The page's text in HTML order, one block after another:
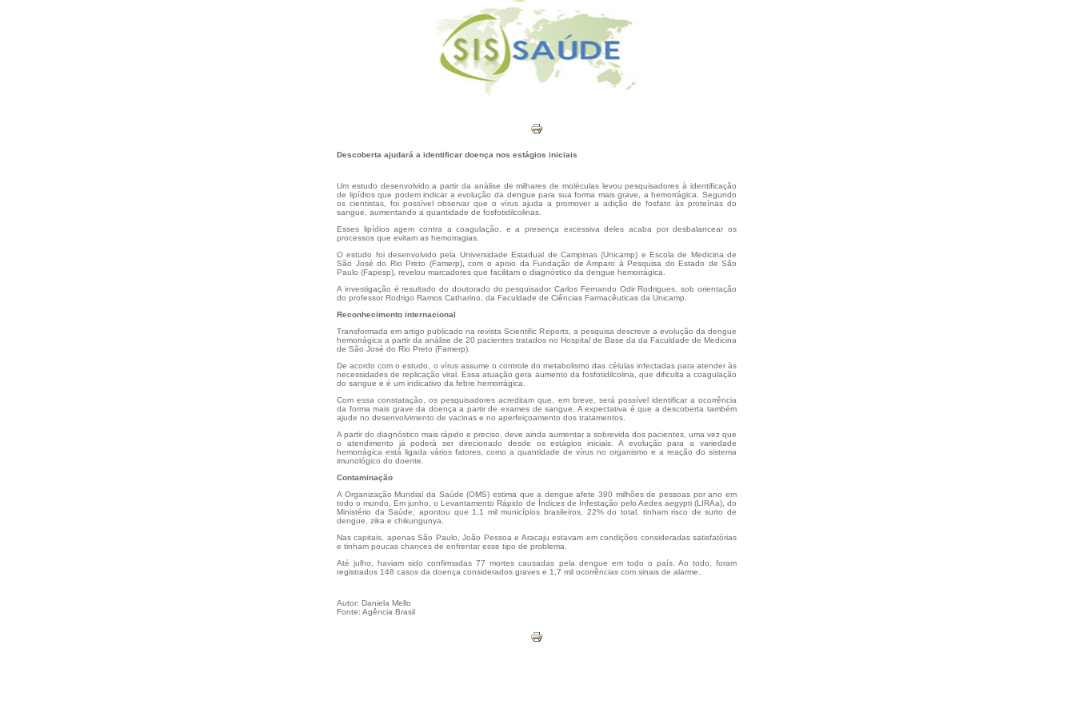
Descoberta ajudará a identificar doença nos estágios iniciais
Um estudo desenvolvido a partir da análise de milhares de moléculas levou pesquisadores à identificação
de lipídios que podem indicar a evolução da dengue para sua forma mais grave, a hemorrágica. Segundo
os cientistas, foi possível observar que o vírus ajuda a promover a adição de fosfato às proteínas do
sangue, aumentando a quantidade de fosfotidilcolinas.
Esses lipídios agem contra a coagulação, e a presença excessiva deles acaba por desbalancear os
processos que evitam as hemorragias.
O estudo foi desenvolvido pela Universidade Estadual de Campinas (Unicamp) e Escola de Medicina de
São José do Rio Preto (Famerp), com o apoio da Fundação de Amparo à Pesquisa do Estado de São
Paulo (Fapesp), revelou marcadores que facilitam o diagnóstico da dengue hemorrágica.
A investigação é resultado do doutorado do pesquisador Carlos Fernando Odir Rodrigues, sob orientação
do professor Rodrigo Ramos Catharino, da Faculdade de Ciências Farmacêuticas da Unicamp.
Reconhecimento internacional
Transformada em artigo publicado na revista Scientific Reports, a pesquisa descreve a evolução da dengue
hemorrágica a partir da análise de 20 pacientes tratados no Hospital de Base da da Faculdade de Medicina
de São José do Rio Preto (Famerp).
De acordo com o estudo, o vírus assume o controle do metabolismo das células infectadas para atender às
necessidades de replicação viral. Essa atuação gera aumento da fosfotidilcolina, que dificulta a coagulação
do sangue e é um indicativo da febre hemorrágica.
Com essa constatação, os pesquisadores acreditam que, em breve, será possível identificar a ocorrência
da forma mais grave da doença a partir de exames de sangue. A expectativa é que a descoberta também
ajude no desenvolvimento de vacinas e no aperfeiçoamento dos tratamentos.
A partir do diagnóstico mais rápido e preciso, deve ainda aumentar a sobrevida dos pacientes, uma vez que
o atendimento já poderá ser direcionado desde os estágios iniciais. A evolução para a variedade
hemorrágica está ligada vários fatores, como a quantidade de vírus no organismo e a reação do sistema
imunológico do doente.
Contaminação
A Organização Mundial da Saúde (OMS) estima que a dengue afete 390 milhões de pessoas por ano em
todo o mundo. Em junho, o Levantamento Rápido de Índices de Infestação pelo Aedes aegypti (LIRAa), do
Ministério da Saúde, apontou que 1,1 mil municípios brasileiros, 22% do total, tinham risco de surto de
dengue, zika e chikungunya.
Nas capitais, apenas São Paulo, João Pessoa e Aracaju estavam em condições consideradas satisfatórias
e tinham poucas chances de enfrentar esse tipo de problema.
Até julho, haviam sido confirmadas 77 mortes causadas pela dengue em todo o país. Ao todo, foram
registrados 148 casos da doença considerados graves e 1,7 mil ocorrências com sinais de alarme.
Autor: Daniela Mello
Fonte: Agência Brasil